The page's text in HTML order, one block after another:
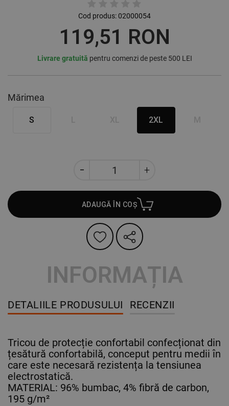
Cod produs:02000054
119,51 RON
Livrare gratuită pentru comenzi de peste 500 LEI
Mărimea
S 2XL
ADAUGĂ ÎN COȘ
INFORMAȚIA
DETALIILE PRODUSULUI RECENZII
Tricou de protecție confortabil confecționat din
țesătură confortabilă, conceput pentru medii în
care este necesară rezistența la tensiunea
electrostatică.
MATERIAL: 96% bumbac, 4% fibră de carbon,
195 g/m²